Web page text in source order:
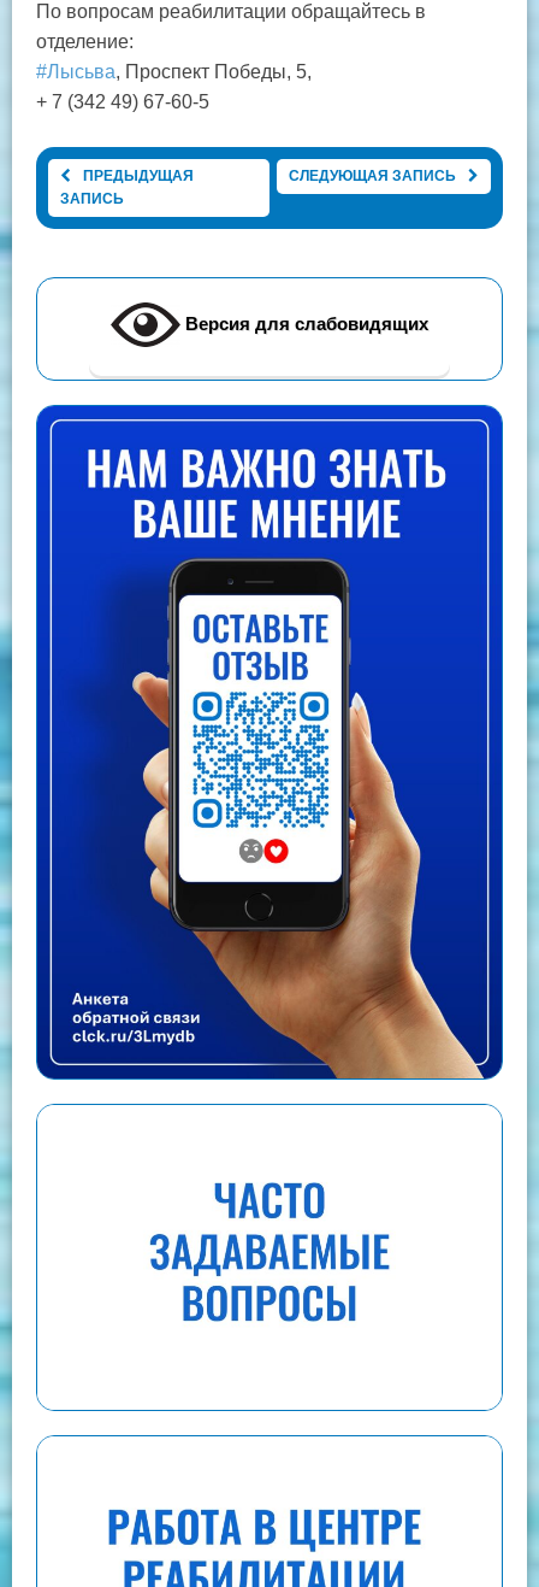
По вопросам реабилитации обращайтесь в
отделение:
#Лысьва, Проспект Победы, 5,
+ 7 (342 49) 67-60-5
ПРЕДЫДУЩАЯ
ЗАПИСЬ
СЛЕДУЮЩАЯ ЗАПИСЬ
Версия для слабовидящих